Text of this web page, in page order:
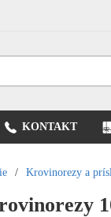
KONTAKT
/ Krovinorezy a